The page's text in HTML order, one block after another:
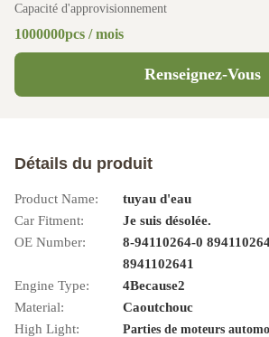
Capacité d'approvisionnement
1000000pcs / mois
Renseignez-Vous
Détails du produit
Product Name:
tuyau d'eau
Car Fitment:
Je suis désolée.
OE Number:
8-94110264-0
8941102641
Engine Type:
4Because2
Material:
Caoutchouc
High Light:
Parties de moteurs